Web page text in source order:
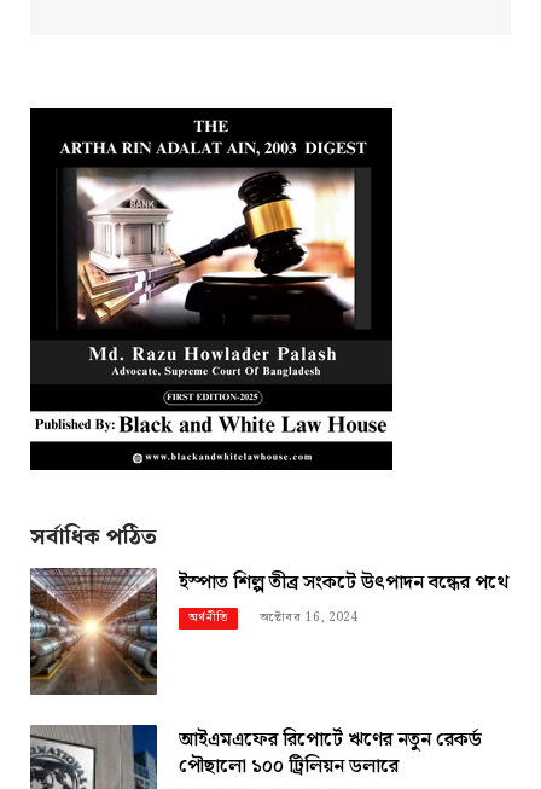
সর্বাধিক পঠিত
ইস্পাত শিল্প তীব্র সংকটে উৎপাদন বন্ধের পথে
অর্থনীতি অক্টোবর 16, 2024
আইএমএফের রিপোর্টে ঋণের নতুন রেকর্ড
পৌছালো ১০০ ট্রিলিয়ন ডলারে